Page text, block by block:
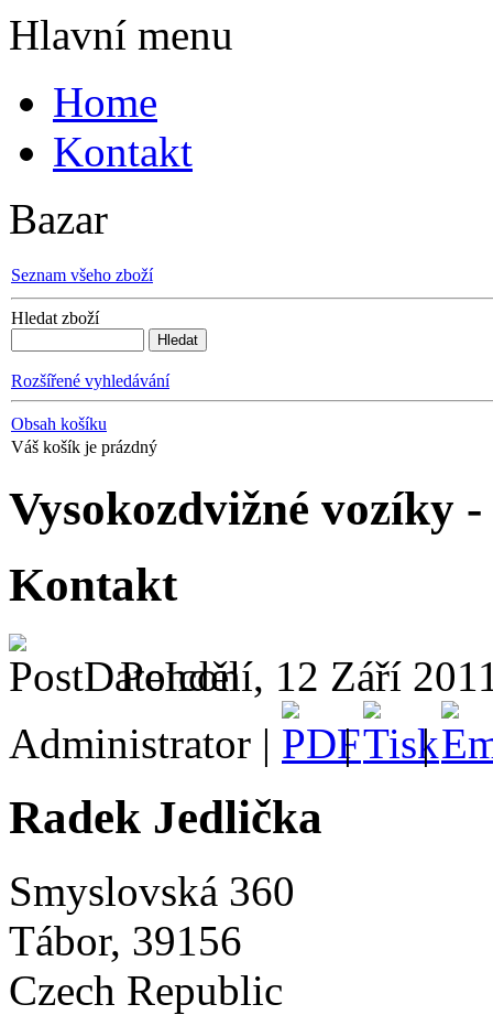
Hlavní menu
Home
Kontakt
Bazar
Seznam všeho zboží
Hledat zboží
Rozšířené vyhledávání
Obsah košíku
Váš košík je prázdný
Vysokozdvižné vozíky -
Kontakt
Pondělí, 12 Září
Administrator |
| |
Radek Jedlička
Smyslovská 360
Tábor, 39156
Czech Republic